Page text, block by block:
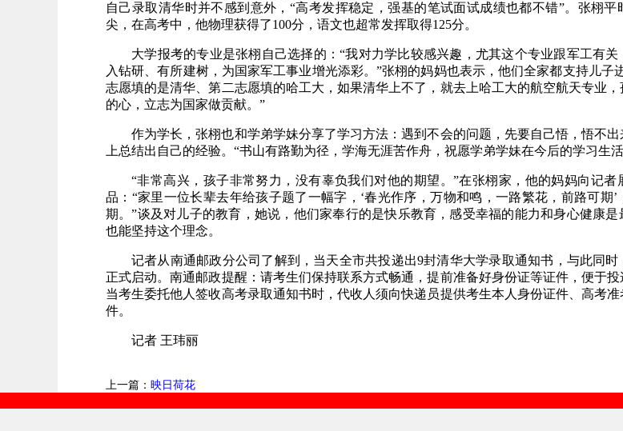
自己录取清华时并不感到意外，“高考发挥稳定，强基的笔试面试成绩也都不错”。张栩平
尖，在高考中，他物理获得了100分，语文也超常发挥取得125分。
大学报考的专业是张栩自己选择的：“我对力学比较感兴趣，尤其这个专业跟军工有
入钻研、有所建树，为国家军工事业增光添彩。”张栩的妈妈也表示，他们全家都支持儿子
志愿填的是清华、第二志愿填的哈工大，如果清华上不了，就去上哈工大的航空航天专业
的心，立志为国家做贡献。”
作为学长，张栩也和学弟学妹分享了学习方法：遇到不会的问题，先要自己悟，悟不
上总结出自己的经验。“书山有路勤为径，学海无涯苦作舟，祝愿学弟学妹在今后的学习生
“非常高兴，孩子非常努力，没有辜负我们对他的期望。”在张栩家，他的妈妈向记者
品：“家里一位长辈去年给孩子题了一幅字，‘春光作序，万物和鸣，一路繁花，前路可期
期。”谈及对儿子的教育，她说，他们家奉行的是快乐教育，感受幸福的能力和身心健康
也能坚持这个理念。
记者从南通邮政分公司了解到，当天全市共投递出9封清华大学录取通知书，与此同
正式启动。南通邮政提醒：请考生们保持联系方式畅通，提前准备好身份证等证件，便于投
当考生委托他人签收高考录取通知书时，代收人须向快递员提供考生本人身份证件、高考
件。
记者 王玮丽
上一篇： 映日荷花